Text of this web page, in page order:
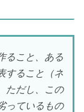
ること、ある
すること（ネ
ただし、この
っているもの